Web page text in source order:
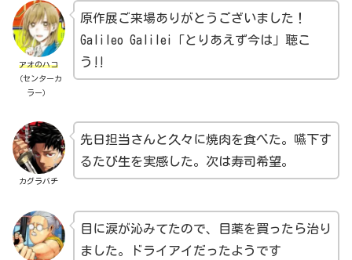
アオのハコ
（センターカ
ラー）
原作展ご来場ありがとうございました！
Galileo Galilei「とりあえず今は」聴こ
う‼︎
カグラバチ
先日担当さんと久々に焼肉を食べた。嚥下す
るたび生を実感した。次は寿司希望。
目に涙が沁みてたので、目薬を買ったら治り
ました。ドライアイだったようです